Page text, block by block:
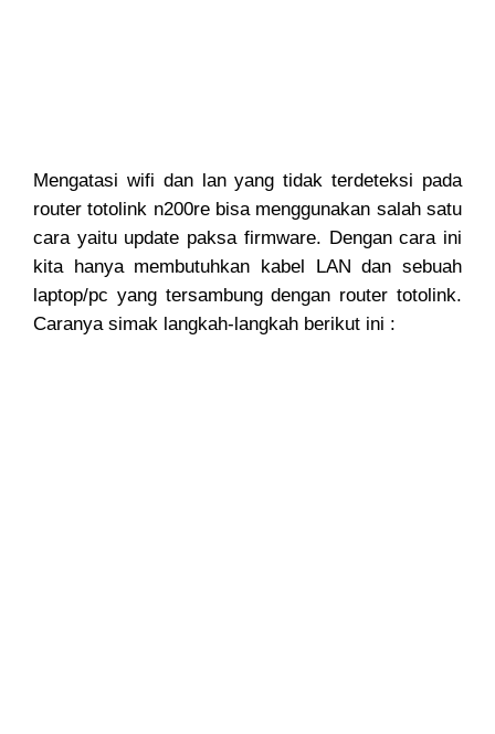
Mengatasi wifi dan lan yang tidak terdeteksi pada
router totolink n200re bisa menggunakan salah satu
cara yaitu update paksa firmware. Dengan cara ini
kita hanya membutuhkan kabel LAN dan sebuah
laptop/pc yang tersambung dengan router totolink.
Caranya simak langkah-langkah berikut ini :